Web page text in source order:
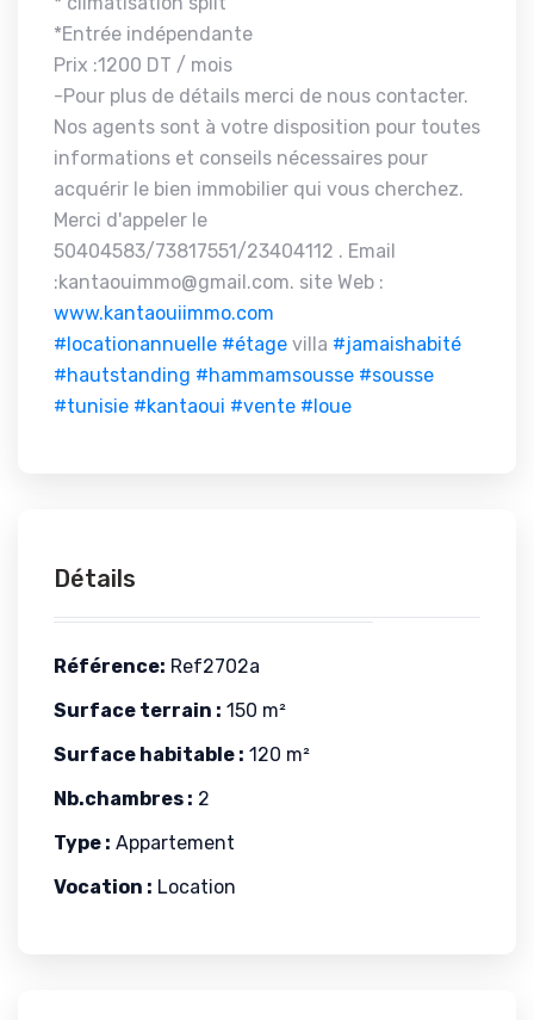
*Entrée indépendante
Prix :1200 DT / mois
-Pour plus de détails merci de nous contacter.
Nos agents sont à votre disposition pour toutes
informations et conseils nécessaires pour
acquérir le bien immobilier qui vous cherchez.
Merci d'appeler le
50404583/73817551/23404112 . Email
:kantaouimmo@gmail.com. site Web :
www.kantaouiimmo.com
#locationannuelle #étage villa #jamaishabité
#hautstanding #hammamsousse #sousse
#tunisie #kantaoui #vente #loue
Détails
Référence: Ref2702a
Surface terrain : 150 m²
Surface habitable : 120 m²
Nb.chambres : 2
Type : Appartement
Vocation : Location